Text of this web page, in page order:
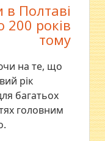
в Полтаві
200 років
тому
на те, що
рік
багатьох
головним